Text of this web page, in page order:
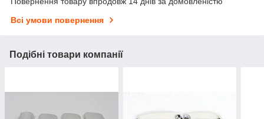
Всі умови повернення
Подібні товари компанії